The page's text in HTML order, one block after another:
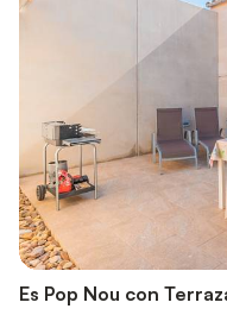
Es Pop Nou con